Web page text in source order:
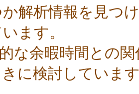
解析情報を見つ
ます。
な余暇時間との
に検討していま